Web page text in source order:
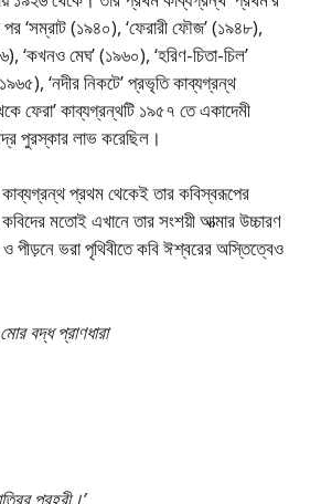
‘সম্রাট (১৯৪০), ‘ফেরারী ফৌজ’ (১৯৪৮),
‘কখনও মেঘ’ (১৯৬০), ‘হরিণ-চিতা-চিল’
‘নদীর নিকটে’ প্রভৃতি কাব্যগ্রন্থ
ফেরা’ কাব্যগ্রন্থটি ১৯৫৭ তে একাদেমী
পুরস্কার লাভ করেছিল।
কাব্যগ্রন্থ প্রথম থেকেই তার কবিস্বরূপের
মতােই এখানে তার সংশয়ী আত্মার উচ্চারণ
পীড়নে ভরা পৃথিবীতে কবি ঈশ্বরের অস্তিত্বেও
বদ্ধ প্রাণধারা